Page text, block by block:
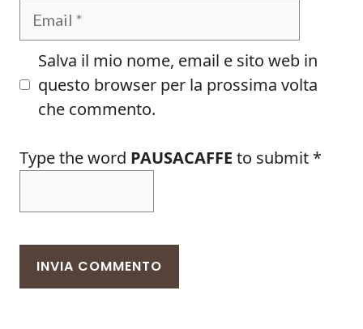
Salva il mio nome, email e sito web in
questo browser per la prossima volta
che commento.
Type the word PAUSACAFFE to submit *